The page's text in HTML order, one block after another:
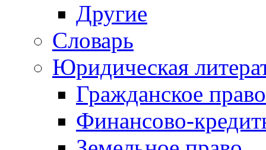
Другие
Словарь
Юридическая
Гражданское право
Финансово-